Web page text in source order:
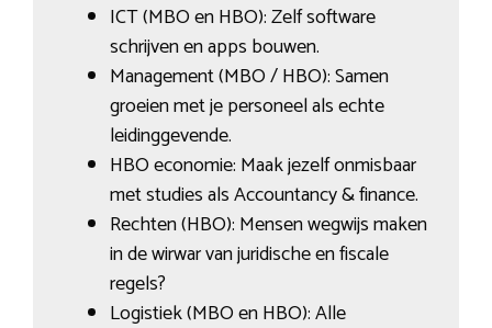
ICT (MBO en HBO): Zelf software
schrijven en apps bouwen.
Management (MBO / HBO): Samen
groeien met je personeel als echte
leidinggevende.
HBO economie: Maak jezelf onmisbaar
met studies als Accountancy & finance.
Rechten (HBO): Mensen wegwijs maken
in de wirwar van juridische en fiscale
regels?
Logistiek (MBO en HBO): Alle